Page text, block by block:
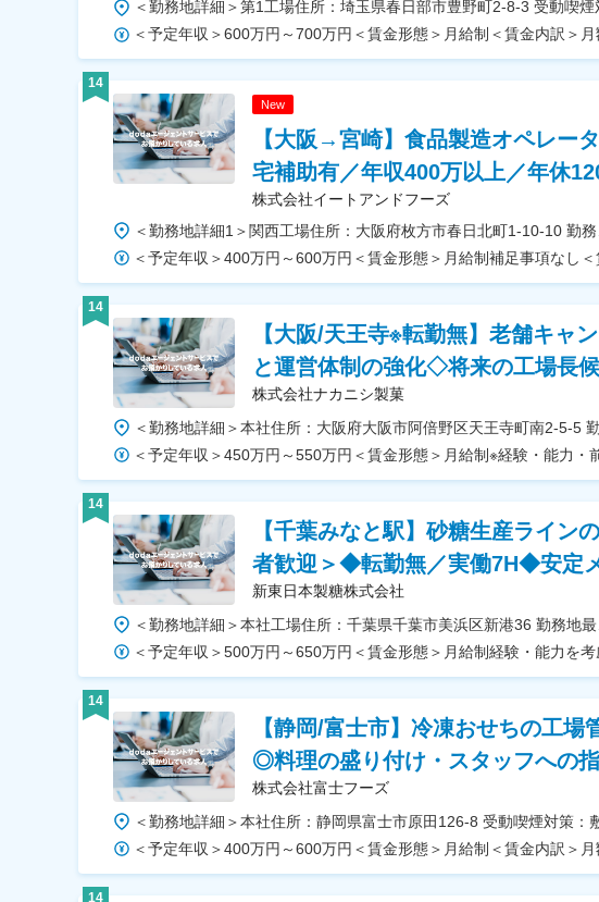
14
New
【大阪→宮崎】食品製造オペレ
宅補助有／年収400万以上／年休
株式会社イートアンドフーズ
14
【大阪/天王寺※転勤無】老舗キャ
と運営体制の強化◇将来の工場長
株式会社ナカニシ製菓
14
【千葉みなと駅】砂糖生産ライン
者歓迎＞◆転勤無／実働7H◆安定
新東日本製糖株式会社
14
【静岡/富士市】冷凍おせちの工
◎料理の盛り付け・スタッフへの
株式会社富士フーズ
14